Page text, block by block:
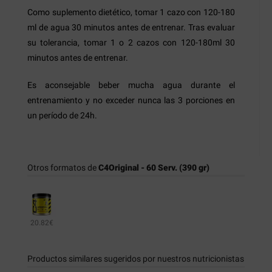
Como suplemento dietético, tomar 1 cazo con 120-180
ml de agua 30 minutos antes de entrenar. Tras evaluar
su tolerancia, tomar 1 o 2 cazos con 120-180ml 30
minutos antes de entrenar.
Es aconsejable beber mucha agua durante el
entrenamiento y no exceder nunca las 3 porciones en
un período de 24h.
Otros formatos deC4Original - 60 Serv. (390 gr)
20.82€
Productos similares sugeridos por nuestros nutricionistas